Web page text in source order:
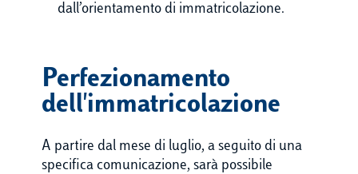
dall’orientamento di immatricolazione.
Perfezionamento
dell'immatricolazione
A partire dal mese di luglio, a seguito di una
specifica comunicazione, sarà possibile